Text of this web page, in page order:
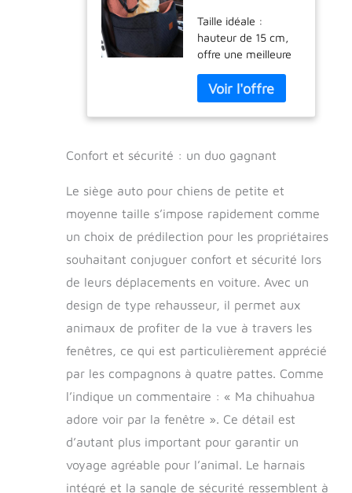
taille,
rehausseur pour
animaux de
compagnie avec
harnais, mousse
à mémoire de
forme et
transport sûr et
intérieur élevé
Taille idéale :
hauteur de 15 cm,
offre une meilleure
voiture pour chien
mesure 50 cm (L) x
45 cm (l) x 50 cm
deux petits chiens
moyenne pesant
moins de 15,9 kg.
Les races adaptées
à ce siège de voiture
incluent Yorkshire
Terrier, Schnauzers,
Corgis, Bulldogs
Chihuahuas,
teckels, Shih Tzus,
chiots, chats, et
plus encore.
Sécurité et stabilité
: le siège de voiture
réglable pour chien
de rester au même
endroit sans sauter,
de sorte que vous
Confort et sécurité : un duo gagnant
Le siège auto pour chiens de petite et
moyenne taille s’impose rapidement comme
un choix de prédilection pour les propriétaires
souhaitant conjuguer confort et sécurité lors
de leurs déplacements en voiture. Avec un
design de type rehausseur, il permet aux
animaux de profiter de la vue à travers les
fenêtres, ce qui est particulièrement apprécié
par les compagnons à quatre pattes. Comme
l’indique un commentaire : « Ma chihuahua
adore voir par la fenêtre ». Ce détail est
d’autant plus important pour garantir un
voyage agréable pour l’animal. Le harnais
intégré et la sangle de sécurité ressemblent à